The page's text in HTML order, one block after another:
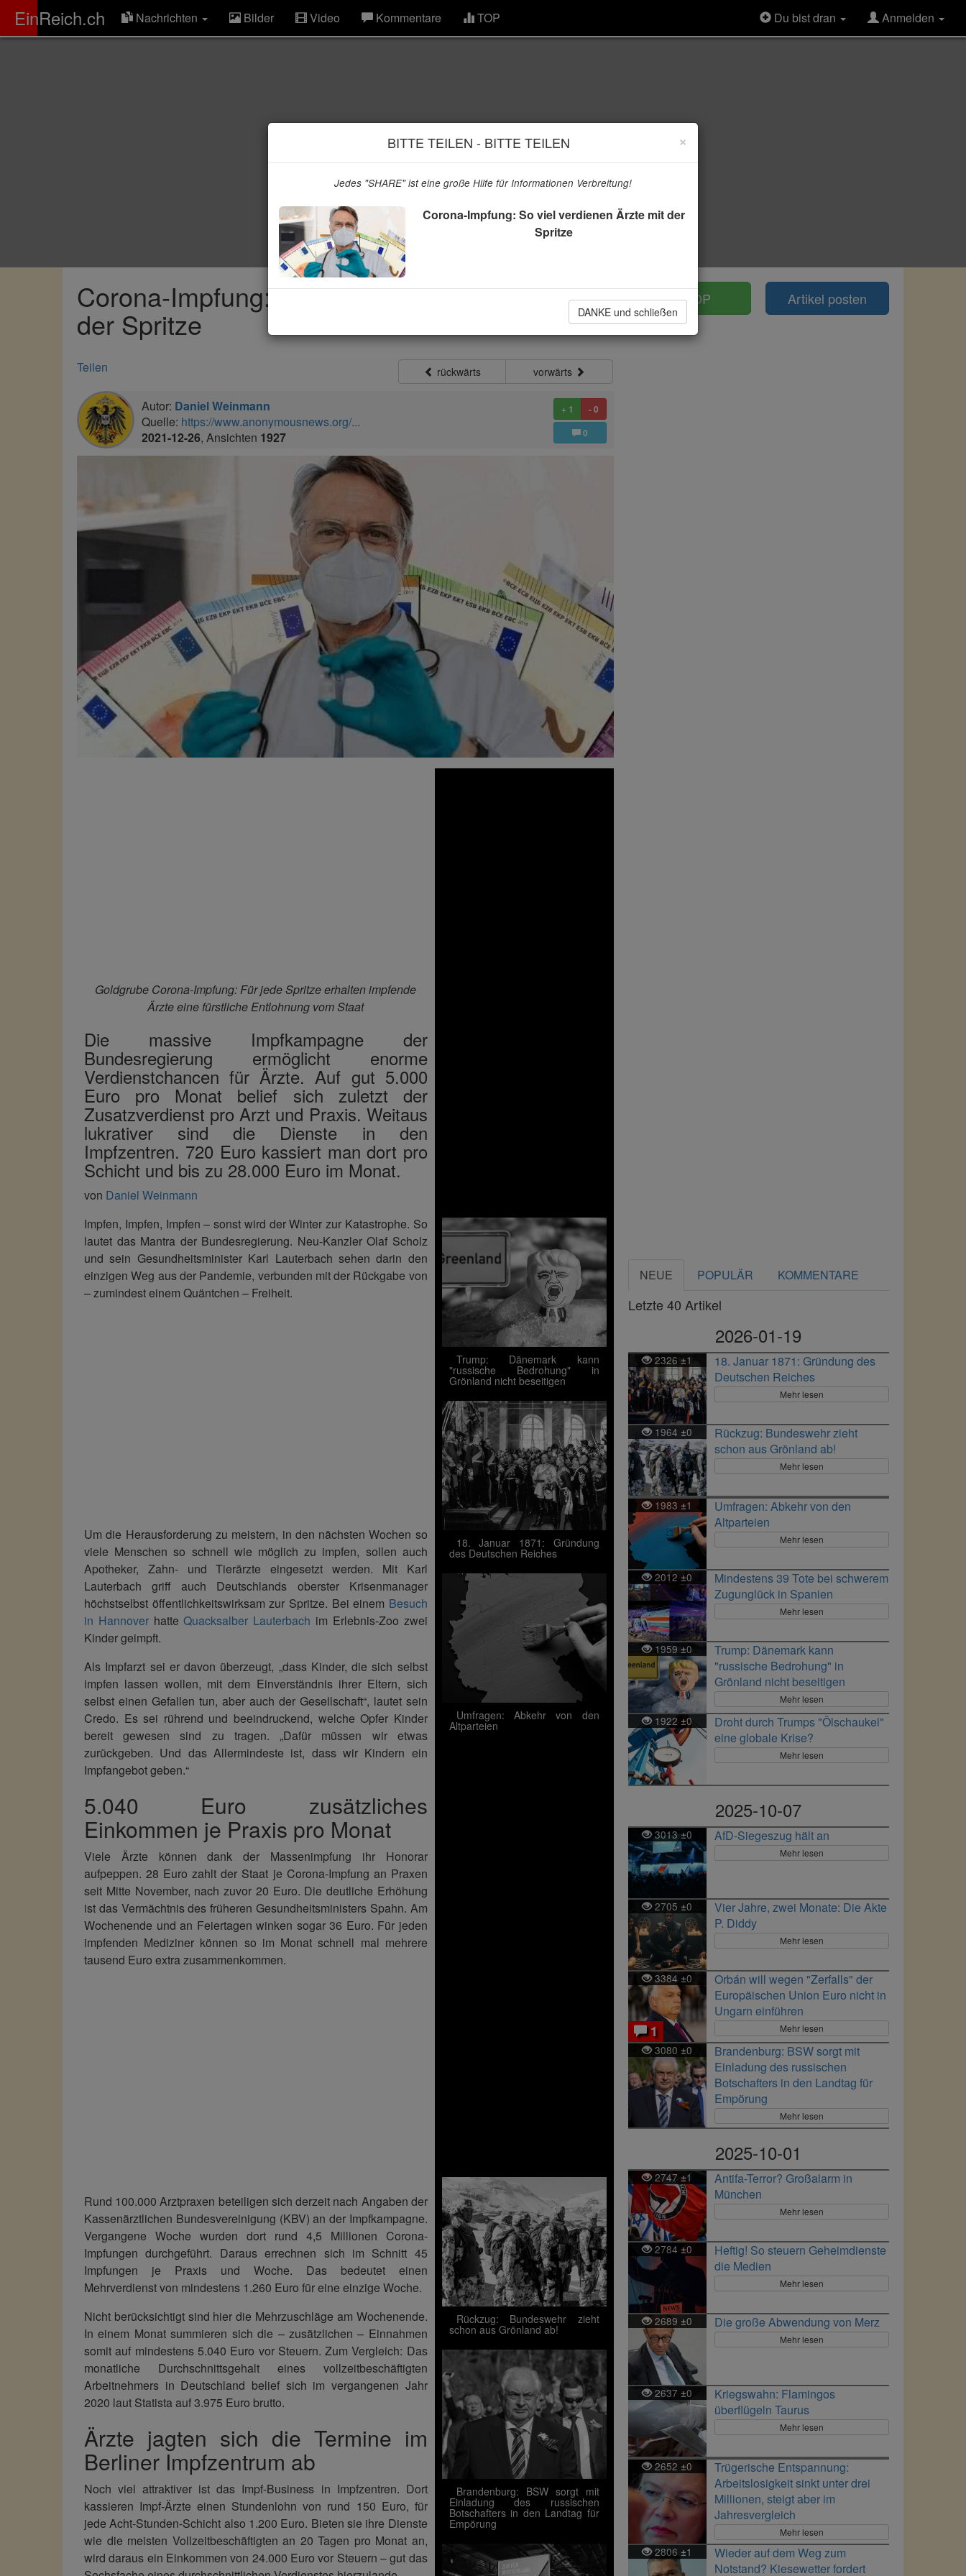
EinReich.ch Nachrichten Bilder Video Kommentare TOP Du bist dran Anmelden
ER
Corona-Impfung: So viel verdienen Ärzte mit
der Spritze
Teilen rückwärts vorwärts
+ 1
- 0
0
Autor: Daniel Weinmann
Quelle: https://www.anonymousnews.org/...
2021-12-26, Ansichten 1927
Goldgrube Corona-Impfung: Für jede Spritze erhalten impfende
Ärzte eine fürstliche Entlohnung vom Staat
Die massive Impfkampagne der
Bundesregierung ermöglicht enorme
Verdienstchancen für Ärzte. Auf gut 5.000
Euro pro Monat belief sich zuletzt der
Zusatzverdienst pro Arzt und Praxis. Weitaus
lukrativer sind die Dienste in den
Impfzentren. 720 Euro kassiert man dort pro
Schicht und bis zu 28.000 Euro im Monat.
von Daniel Weinmann
Impfen, Impfen, Impfen – sonst wird der Winter zur Katastrophe. So
lautet das Mantra der Bundesregierung. Neu-Kanzler Olaf Scholz
und sein Gesundheitsminister Karl Lauterbach sehen darin den
einzigen Weg aus der Pandemie, verbunden mit der Rückgabe von
– zumindest einem Quäntchen – Freiheit.
Um die Herausforderung zu meistern, in den nächsten Wochen so
viele Menschen so schnell wie möglich zu impfen, sollen auch
Apotheker, Zahn- und Tierärzte eingesetzt werden. Mit Karl
Lauterbach griff auch Deutschlands oberster Krisenmanager
höchstselbst öffentlichkeitswirksam zur Spritze. Bei einem Besuch
in HannoverhatteQuacksalber Lauterbach im Erlebnis-Zoo zwei
Kinder geimpft.
Als Impfarzt sei er davon überzeugt, „dass Kinder, die sich selbst
impfen lassen wollen, mit dem Einverständnis ihrer Eltern, sich
selbst einen Gefallen tun, aber auch der Gesellschaft“, lautet sein
Credo. Es sei rührend und beeindruckend, welche Opfer Kinder
bereit gewesen sind zu tragen. „Dafür müssen wir etwas
zurückgeben. Und das Allermindeste ist, dass wir Kindern ein
Impfangebot geben.“
5.040 Euro zusätzliches
Einkommen je Praxis pro Monat
Viele Ärzte können dank der Massenimpfung ihr Honorar
aufpeppen. 28 Euro zahlt der Staat je Corona-Impfung an Praxen
seit Mitte November, nach zuvor 20 Euro. Die deutliche Erhöhung
ist das Vermächtnis des früheren Gesundheitsministers Spahn. Am
Wochenende und an Feiertagen winken sogar 36 Euro. Für jeden
impfenden Mediziner können so im Monat schnell mal mehrere
tausend Euro extra zusammenkommen.
Rund 100.000 Arztpraxen beteiligen sich derzeit nach Angaben der
Kassenärztlichen Bundesvereinigung (KBV) an der Impfkampagne.
Vergangene Woche wurden dort rund 4,5 Millionen Corona-
Impfungen durchgeführt. Daraus errechnen sich im Schnitt 45
Impfungen je Praxis und Woche. Das bedeutet einen
Mehrverdienst von mindestens 1.260 Euro für eine einzige Woche.
Nicht berücksichtigt sind hier die Mehrzuschläge am Wochenende.
In einem Monat summieren sich die – zusätzlichen – Einnahmen
somit auf mindestens 5.040 Euro vor Steuern. Zum Vergleich: Das
monatliche Durchschnittsgehalt eines vollzeitbeschäftigten
Arbeitnehmers in Deutschland belief sich im vergangenen Jahr
2020 laut Statista auf 3.975 Euro brutto.
Ärzte jagten sich die Termine im
Berliner Impfzentrum ab
Noch viel attraktiver ist das Impf-Business in Impfzentren. Dort
kassieren Impf-Ärzte einen Stundenlohn von rund 150 Euro, für
jede Acht-Stunden-Schicht also 1.200 Euro. Bieten sie ihre Dienste
wie die meisten Vollzeitbeschäftigten an 20 Tagen pro Monat an,
wird daraus ein Einkommen von 24.000 Euro vor Steuern – gut das
×
BITTE TEILEN - BITTE TEILEN
Jedes "SHARE" ist eine große Hilfe für Informationen Verbreitung!
Corona-Impfung: So viel verdienen Ärzte mit der
Spritze
DANKE und schließen
Trump: Dänemark kann
"russische Bedrohung" in
Grönland nicht beseitigen
18. Januar 1871: Gründung
des Deutschen Reiches
Umfragen: Abkehr von den
Altparteien
Rückzug: Bundeswehr zieht
schon aus Grönland ab!
Brandenburg: BSW sorgt mit
Einladung des russischen
Botschafters in den Landtag für
Empörung
TOP Artikel posten
NEUE POPULÄR KOMMENTARE
Letzte 40 Artikel
2026-01-19
2326±1
18. Januar 1871: Gründung des
Deutschen Reiches
Mehr lesen
1964 ±0
Rückzug: Bundeswehr zieht
schon aus Grönland ab!
Mehr lesen
1983 ±1
Umfragen: Abkehr von den
Altparteien
Mehr lesen
2012 ±0
Mindestens 39 Tote bei schwerem
Zugunglück in Spanien
Mehr lesen
1959±0
Trump: Dänemark kann
"russische Bedrohung" in
Grönland nicht beseitigen
Mehr lesen
1922 ±0
Droht durch Trumps "Ölschaukel"
eine globale Krise?
Mehr lesen
2025-10-07
3013±0 AfD-Siegeszug hält an
Mehr lesen
2705 ±0
Vier Jahre, zwei Monate: Die Akte
P. Diddy
Mehr lesen
3384 ±0
1
Orbán will wegen "Zerfalls" der
Europäischen Union Euro nicht in
Ungarn einführen
Mehr lesen
3080 ±0
Brandenburg: BSW sorgt mit
Einladung des russischen
Botschafters in den Landtag für
Empörung
Mehr lesen
2025-10-01
2747±1
Antifa-Terror? Großalarm in
München
Mehr lesen
2784±0
Heftig! So steuern Geheimdienste
die Medien
Mehr lesen
2689 ±0 Die große Abwendung von Merz
Mehr lesen
2637 ±0
Kriegswahn: Flamingos
überflügeln Taurus
Mehr lesen
2652 ±0
Trügerische Entspannung:
Arbeitslosigkeit sinkt unter drei
Millionen, steigt aber im
Jahresvergleich
Mehr lesen
2806 ±1
Wieder auf dem Weg zum
Notstand? Kiesewetter fordert